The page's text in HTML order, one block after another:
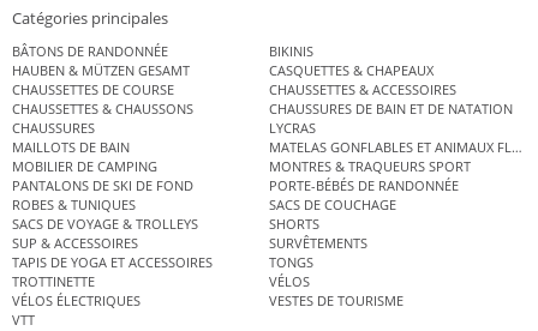
Catégories principales
BÂTONS DE RANDONNÉE
BIKINIS
HAUBEN & MÜTZEN GESAMT
CASQUETTES & CHAPEAUX
CHAUSSETTES DE COURSE
CHAUSSETTES & ACCESSOIRES
CHAUSSETTES & CHAUSSONS
CHAUSSURES DE BAIN ET DE NATATION
CHAUSSURES
LYCRAS
MAILLOTS DE BAIN
MATELAS GONFLABLES ET ANIMAUX
MOBILIER DE CAMPING
MONTRES & TRAQUEURS SPORT
PANTALONS DE SKI DE FOND
PORTE-BÉBÉS DE RANDONNÉE
ROBES & TUNIQUES
SACS DE COUCHAGE
SACS DE VOYAGE & TROLLEYS
SHORTS
SUP & ACCESSOIRES
SURVÊTEMENTS
TAPIS DE YOGA ET ACCESSOIRES
TONGS
TROTTINETTE
VÉLOS
VÉLOS ÉLECTRIQUES
VESTES DE TOURISME
VTT